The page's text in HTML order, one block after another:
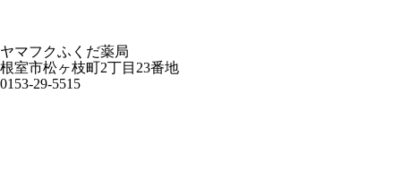
ヤマフクふくだ薬局
根室市松ヶ枝町2丁目23番地
0153-29-5515